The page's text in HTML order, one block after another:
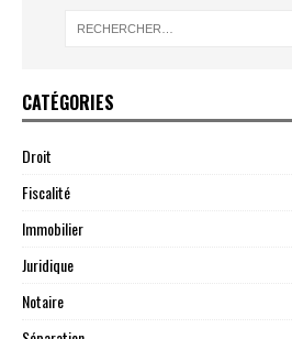
CATÉGORIES
Droit
Fiscalité
Immobilier
Juridique
Notaire